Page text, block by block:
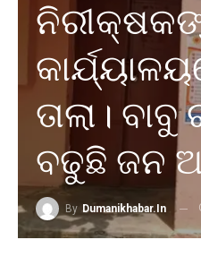
ତାଲା। ବାବୁ
ବଢୁଛି ଜନ
By Dumanikhabar.in